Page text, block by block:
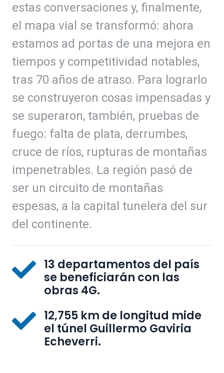
estas conversaciones y, finalmente,
el mapa vial se transformó: ahora
estamos ad portas de una mejora en
tiempos y competitividad notables,
tras 70 años de atraso. Para lograrlo
se construyeron cosas impensadas y
se superaron, también, pruebas de
fuego: falta de plata, derrumbes,
cruce de ríos, rupturas de montañas
impenetrables. La región pasó de
ser un circuito de montañas
espesas, a la capital tunelera del sur
del continente.
13 departamentos del país
se beneficiarán con las
obras 4G.
12,755 km de longitud mide
el túnel Guillermo Gaviria
Echeverri.